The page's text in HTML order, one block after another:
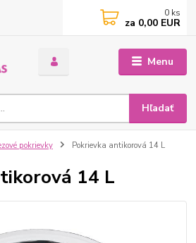
Menu
Hľadať
0 ks
za 0,00 EUR
pokrievky Pokrievka antikorová 14 L
14 L